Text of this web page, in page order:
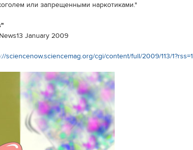
или запрещенными наркотиками."
January 2009
sciencenow.sciencemag.org/cgi/content/full/2009/113/1?rss=1